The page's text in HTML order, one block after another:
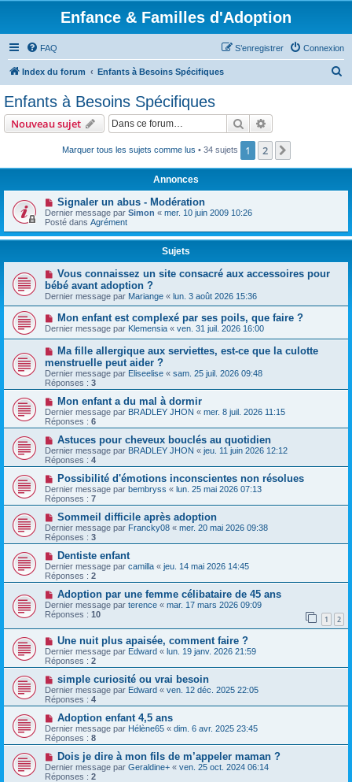
Enfance & Familles d'Adoption
FAQ Connexion
S’enregistrer
Index du forum Enfants à Besoins Spécifiques
r
Enfants à Besoins Spécifiques
Nouveau sujet Rechercher
Marquer tous les sujets comme lus • 34 sujets 1 2
Annonces
Signaler un abus - Modération
Dernier message par Simon « mer. 10 juin 2009 10:26
Posté dans Agrément
Sujets
Vous connaissez un site consacré aux accessoires pour
bébé avant adoption ?
Dernier message par Mariange « lun. 3 août 2026 15:36
Mon enfant est complexé par ses poils, que faire ?
Dernier message par Klemensia « ven. 31 juil. 2026 16:00
Ma fille allergique aux serviettes, est-ce que la culotte
menstruelle peut aider ?
Dernier message par Eliseelise « sam. 25 juil. 2026 09:48
Réponses : 3
Mon enfant a du mal à dormir
Dernier message par BRADLEY JHON « mer. 8 juil. 2026 11:15
Réponses : 6
Astuces pour cheveux bouclés au quotidien
Dernier message par BRADLEY JHON « jeu. 11 juin 2026 12:12
Réponses : 4
Possibilité d'émotions inconscientes non résolues
Dernier message par bembryss « lun. 25 mai 2026 07:13
Réponses : 7
Sommeil difficile après adoption
Dernier message par Francky08 « mer. 20 mai 2026 09:38
Réponses : 3
Dentiste enfant
Dernier message par camilla « jeu. 14 mai 2026 14:45
Réponses : 2
Adoption par une femme célibataire de 45 ans
Dernier message par terence « mar. 17 mars 2026 09:09
Réponses : 10 1 2
Une nuit plus apaisée, comment faire ?
Dernier message par Edward « lun. 19 janv. 2026 21:59
Réponses : 2
simple curiosité ou vrai besoin
Dernier message par Edward « ven. 12 déc. 2025 22:05
Réponses : 4
Adoption enfant 4,5 ans
Dernier message par Hélène65 « dim. 6 avr. 2025 23:45
Réponses : 8
Dois je dire à mon fils de m’appeler maman ?
Dernier message par Geraldine+ « ven. 25 oct. 2024 06:14
Réponses : 2